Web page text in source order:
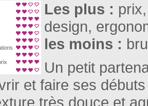
Les plus :
design,
les moins :
Un petit
et faire ses
très douce et